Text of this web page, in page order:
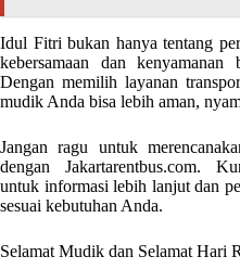
Idul Fitri bukan hanya tentang
kebersamaan dan kenyamanan
Dengan memilih layanan
mudik Anda bisa lebih aman,
Jangan ragu untuk
dengan Jakartarentbus.com.
untuk informasi lebih lanjut dan
sesuai kebutuhan Anda.
Selamat Mudik dan Selamat Hari